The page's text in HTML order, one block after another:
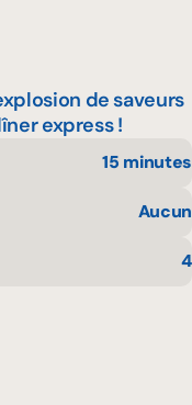
de saveurs
express !
15 minutes
Aucun
4